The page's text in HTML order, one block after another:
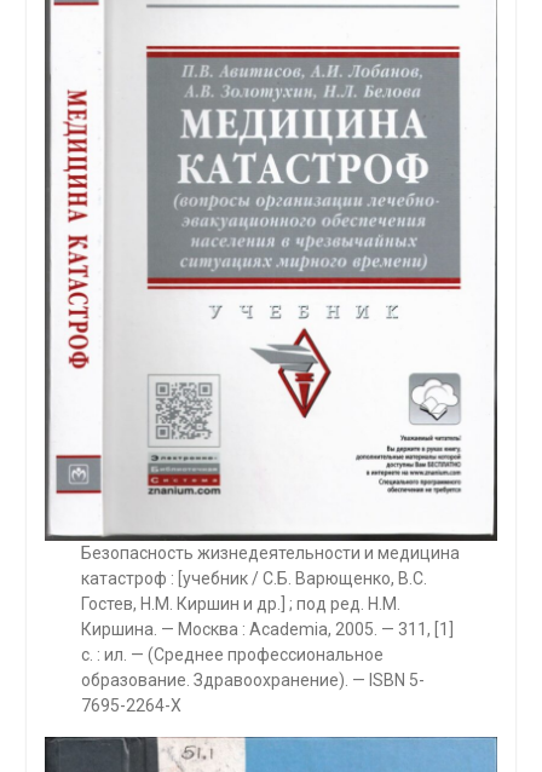
Безопасность жизнедеятельности и медицина
катастроф : [учебник / С.Б. Варющенко, В.С.
Гостев, Н.М. Киршин и др.] ; под ред. Н.М.
Киршина. — Москва : Academia, 2005. — 311, [1]
с. : ил. — (Среднее профессиональное
образование. Здравоохранение). — ISBN 5-
7695-2264-Х